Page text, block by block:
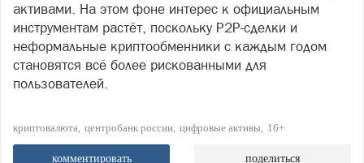
активами. На этом фоне интерес к официальным
инструментам растёт, поскольку P2P-сделки и
неформальные криптообменники с каждым годом
становятся всё более рискованными для
пользователей.
криптовалюта центробанк россии цифровые активы 16+
комментировать поделиться